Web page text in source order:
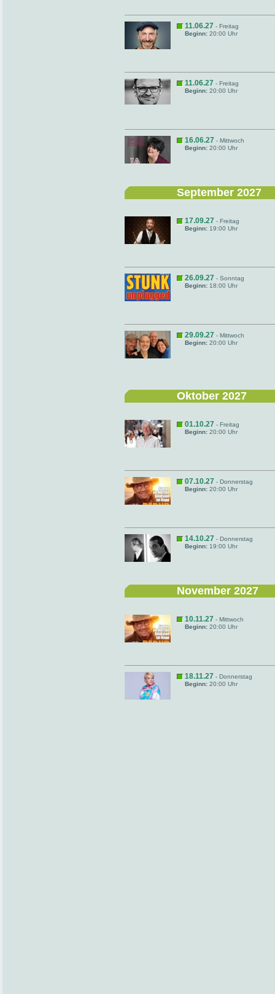
11.06.27 - Freitag
Beginn: 20:00 Uhr
11.06.27 - Freitag
Beginn: 20:00 Uhr
16.06.27 - Mittwoch
Beginn: 20:00 Uhr
September 2027
17.09.27 - Freitag
Beginn: 19:00 Uhr
26.09.27 - Sonntag
Beginn: 18:00 Uhr
29.09.27 - Mittwoch
Beginn: 20:00 Uhr
Oktober 2027
01.10.27 - Freitag
Beginn: 20:00 Uhr
07.10.27 - Donnerstag
Beginn: 20:00 Uhr
14.10.27 - Donnerstag
Beginn: 19:00 Uhr
November 2027
10.11.27 - Mittwoch
Beginn: 20:00 Uhr
18.11.27 - Donnerstag
Beginn: 20:00 Uhr